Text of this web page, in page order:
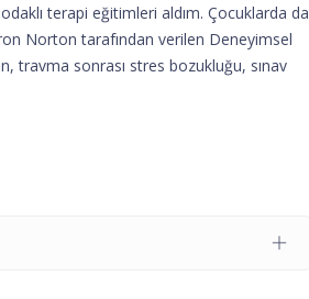
terapi eğitimleri aldım. Çocuklarda da
Norton tarafından verilen Deneyimsel
travma sonrası stres bozukluğu, sınav